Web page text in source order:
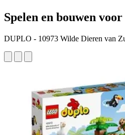
Spelen en bouwen
DUPLO - 10973 Wilde Dieren van